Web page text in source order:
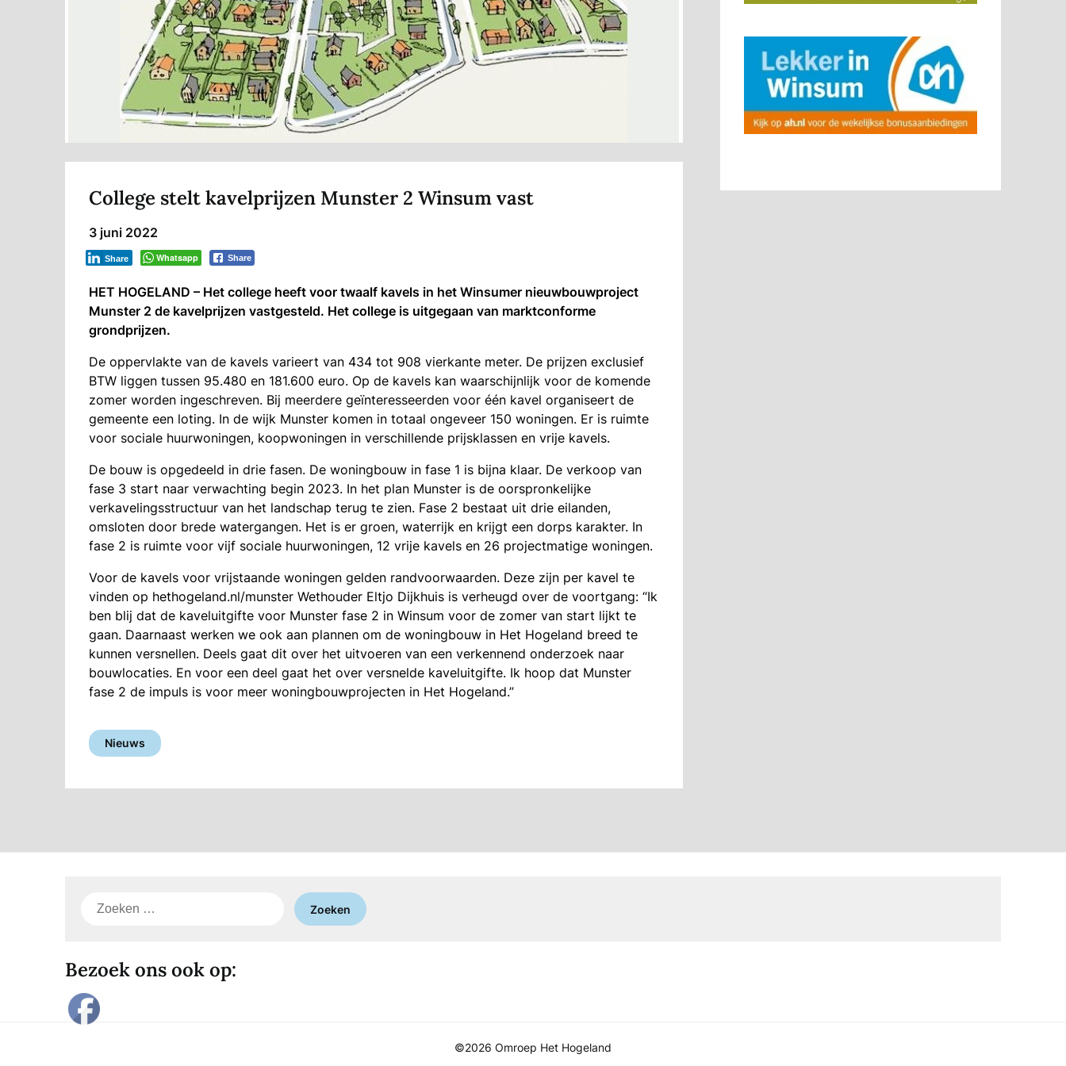
College stelt kavelprijzen Munster 2 Winsum vast
3 juni 2022
Whatsapp Share
Share
HET HOGELAND – Het college heeft voor twaalf kavels in het Winsumer nieuwbouwproject
Munster 2 de kavelprijzen vastgesteld. Het college is uitgegaan van marktconforme
grondprijzen.
De oppervlakte van de kavels varieert van 434 tot 908 vierkante meter. De prijzen exclusief
BTW liggen tussen 95.480 en 181.600 euro. Op de kavels kan waarschijnlijk voor de komende
zomer worden ingeschreven. Bij meerdere geïnteresseerden voor één kavel organiseert de
gemeente een loting. In de wijk Munster komen in totaal ongeveer 150 woningen. Er is ruimte
voor sociale huurwoningen, koopwoningen in verschillende prijsklassen en vrije kavels.
De bouw is opgedeeld in drie fasen. De woningbouw in fase 1 is bijna klaar. De verkoop van
fase 3 start naar verwachting begin 2023. In het plan Munster is de oorspronkelijke
verkavelingsstructuur van het landschap terug te zien. Fase 2 bestaat uit drie eilanden,
omsloten door brede watergangen. Het is er groen, waterrijk en krijgt een dorps karakter. In
fase 2 is ruimte voor vijf sociale huurwoningen, 12 vrije kavels en 26 projectmatige woningen.
Voor de kavels voor vrijstaande woningen gelden randvoorwaarden. Deze zijn per kavel te
vinden op hethogeland.nl/munster Wethouder Eltjo Dijkhuis is verheugd over de voortgang: “Ik
ben blij dat de kaveluitgifte voor Munster fase 2 in Winsum voor de zomer van start lijkt te
gaan. Daarnaast werken we ook aan plannen om de woningbouw in Het Hogeland breed te
kunnen versnellen. Deels gaat dit over het uitvoeren van een verkennend onderzoek naar
bouwlocaties. En voor een deel gaat het over versnelde kaveluitgifte. Ik hoop dat Munster
fase 2 de impuls is voor meer woningbouwprojecten in Het Hogeland.”
Nieuws
Zoeken
Bezoek ons ook op:
©2026 Omroep Het Hogeland